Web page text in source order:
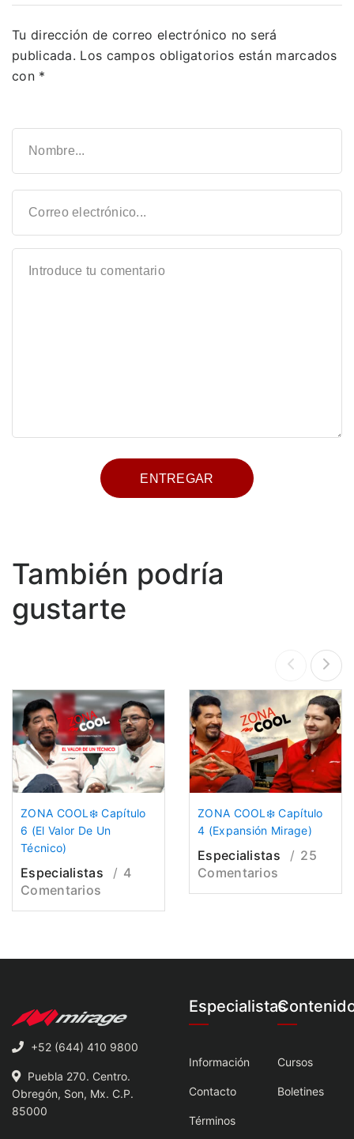
Tu dirección de correo electrónico no será
publicada. Los campos obligatorios están marcados
con *
También podría
gustarte
ZONA COOL❄️ Capítulo
6 (El Valor De Un
Técnico)
Especialistas
4
Comentarios
ZONA COOL❄️ Capítulo
4 (Expansión Mirage)
Especialistas
25
Comentarios
+52 (644) 410 9800
Puebla 270. Centro.
Obregón, Son, Mx. C.P.
85000
Especialistas
Información
Contacto
Términos
Cursos
Boletines